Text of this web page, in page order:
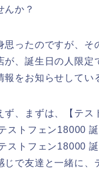
んか？
思ったのですが、そ
が、誕生日の人限定
報をお知らせしてい
ず、まずは、【テス
ストフェン18000
ストフェン18000
じで友達と一緒に、